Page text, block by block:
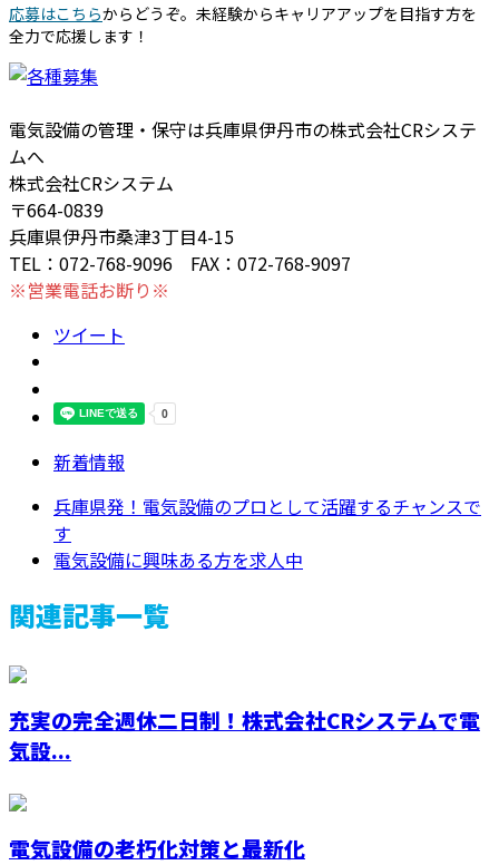
応募はこちらからどうぞ。未経験からキャリアアップを目指す方を
全力で応援します！
電気設備の管理・保守は兵庫県伊丹市の株式会社CRシステ
ムへ
株式会社CRシステム
〒664-0839
兵庫県伊丹市桑津3丁目4-15
TEL：072-768-9096 FAX：072-768-9097
※営業電話お断り※
ツイート
新着情報
兵庫県発！電気設備のプロとして活躍するチャンスで
す
電気設備に興味ある方を求人中
関連記事一覧
充実の完全週休二日制！株式会社CRシステムで電
気設...
電気設備の老朽化対策と最新化